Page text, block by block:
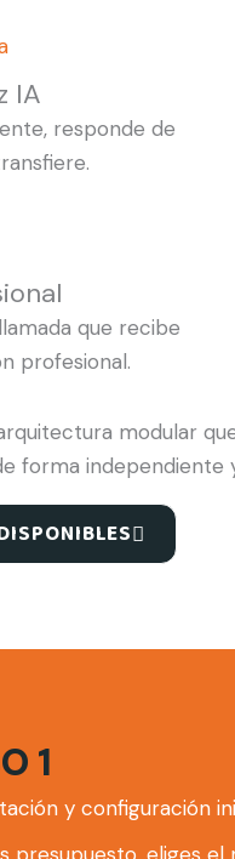
IA
responde de
que recibe
profesional.
modular
forma independiente
1
y configuración